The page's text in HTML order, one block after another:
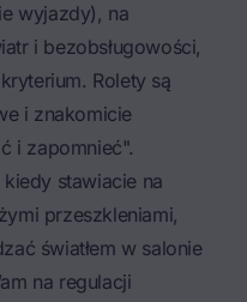
wyjazdy), na
i bezobsługowości,
Rolety są
i znakomicie
i zapomnieć".
stawiacie na
przeszkleniami,
światłem w salonie
na regulacji